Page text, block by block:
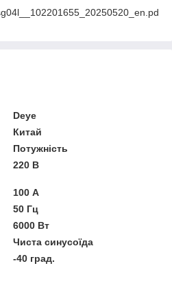
Deye
Китай
Потужність
220 В
100 А
50 Гц
6000 Вт
Чиста синусоїда
-40 град.